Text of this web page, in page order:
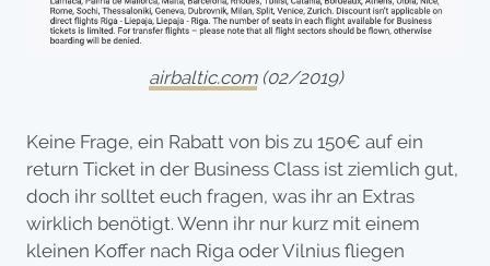
airbaltic.com(02/2019)
Keine Frage, ein Rabatt von bis zu 150€ auf ein
return Ticket in der Business Class ist ziemlich gut,
doch ihr solltet euch fragen, was ihr an Extras
wirklich benötigt. Wenn ihr nur kurz mit einem
kleinen Koffer nach Riga oder Vilnius fliegen